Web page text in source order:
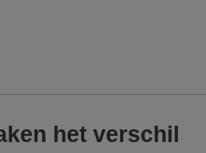
het verschil